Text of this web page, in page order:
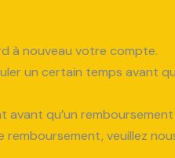
à nouveau votre compte.
un certain temps avant
qu’un
remboursement, veuillez